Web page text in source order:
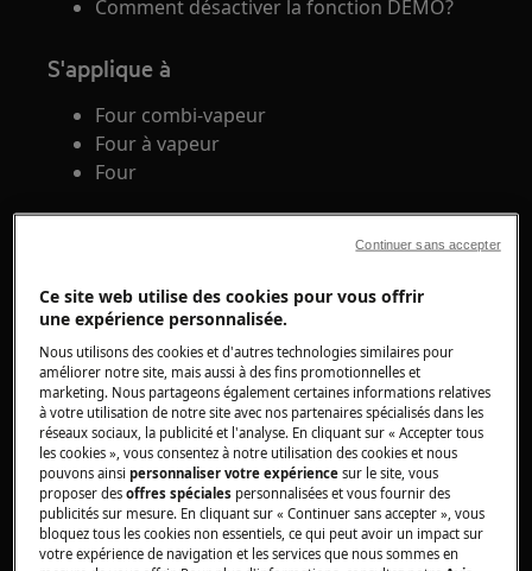
Comment désactiver la fonction DEMO?
S'applique à
Four combi-vapeur
Four à vapeur
Four
Lorsque cette option est activée, après
avoir allumé le four, le texte "Sécurité
enfant" apparaît à l'écran.
Cette option empêche l'activation/le
fonctionnement accidentel du four.
Utiliser le four avec sécurité enfants.
Pour activer le fonctionnement du four
lorsque la sécurité enfants est activée, les
lettres de code (B C A) doivent être saisies
Ce site web utilise des cookies pour vous offrir
une expérience personnalisée.
Nous utilisons des cookies et d'autres technologies similaires pour
améliorer notre site, mais aussi à des fins promotionnelles et
marketing. Nous partageons également certaines informations relatives
à votre utilisation de notre site avec nos partenaires spécialisés dans les
réseaux sociaux, la publicité et l'analyse. En cliquant sur « Accepter tous
les cookies », vous consentez à notre utilisation des cookies et nous
pouvons ainsipersonnaliser votre expériencesur le site, vous
proposer desoffres spéciales personnalisées et vous fournir des
publicités sur mesure. En cliquant sur « Continuer sans accepter », vous
bloquez tous les cookies non essentiels, ce qui peut avoir un impact sur
votre expérience de navigation et les services que nous sommes en
Continuer sans accepter